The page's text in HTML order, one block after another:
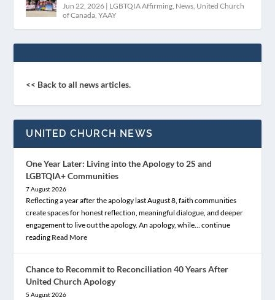
Jun 22, 2026 | LGBTQIA Affirming News United Church
of Canada ,YAAY
<< Back to all news articles.
UNITED CHURCH NEWS
One Year Later: Living into the Apology to 2S and
LGBTQIA+ Communities
7 August 2026
Reflecting a year after the apology last August 8, faith communities
create spaces for honest reflection, meaningful dialogue, and deeper
engagement to live out the apology. An apology, while… continue
reading Read More
Chance to Recommit to Reconciliation 40 Years After
United Church Apology
5 August 2026